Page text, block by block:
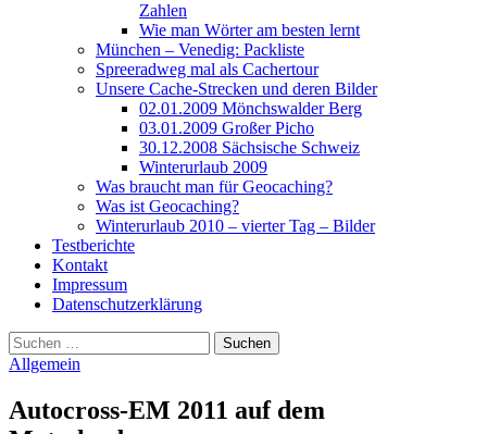
Zahlen
Wie man Wörter am besten lernt
München – Venedig: Packliste
Spreeradweg mal als Cachertour
Unsere Cache-Strecken und deren Bilder
02.01.2009 Mönchswalder Berg
03.01.2009 Großer Picho
30.12.2008 Sächsische Schweiz
Winterurlaub 2009
Was braucht man für Geocaching?
Was ist Geocaching?
Winterurlaub 2010 – vierter Tag – Bilder
Testberichte
Kontakt
Impressum
Datenschutzerklärung
Suchen
nach:
Allgemein
Autocross-EM 2011 auf dem